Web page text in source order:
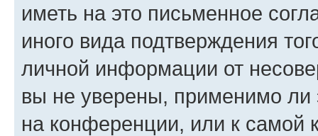
иметь на это письменное
иного вида подтверждения
личной информации от
вы не уверены, применимо ли
на конференции, или к самой